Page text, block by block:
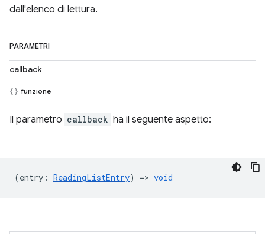
dall'elenco di lettura.
PARAMETRI
callback
funzione
Il parametro callback ha il seguente aspetto:
(entry : ReadingListEntry) => void